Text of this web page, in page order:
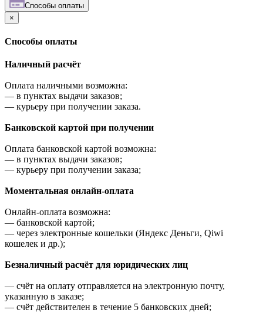
Cпособы оплаты
×
Cпособы оплаты
Наличный расчёт
Оплата наличными возможна:
— в пунктах выдачи заказов;
— курьеру при получении заказа.
Банковской картой при получении
Оплата банковской картой возможна:
— в пунктах выдачи заказов;
— курьеру при получении заказа;
Моментальная онлайн-оплата
Онлайн-оплата возможна:
— банковской картой;
— через электронные кошельки (Яндекс Деньги, Qiwi
кошелек и др.);
Безналичный расчёт для юридических лиц
— счёт на оплату отправляется на электронную почту,
указанную в заказе;
— счёт действителен в течение 5 банковских дней;